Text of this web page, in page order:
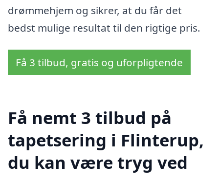
drømmehjem og sikrer, at du får det
bedst mulige resultat til den rigtige pris.
Få 3 tilbud, gratis og uforpligtende
Få nemt 3 tilbud på
tapetsering i Flinterup,
du kan være tryg ved